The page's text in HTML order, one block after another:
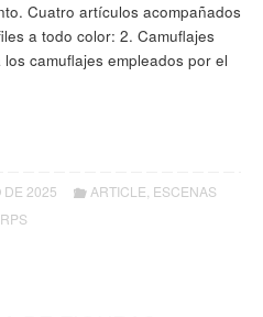
Cuatro artículos acompañados
a todo color: 2. Camuflajes
camuflajes empleados por el
DE 2025 ARTICLE ESCENAS